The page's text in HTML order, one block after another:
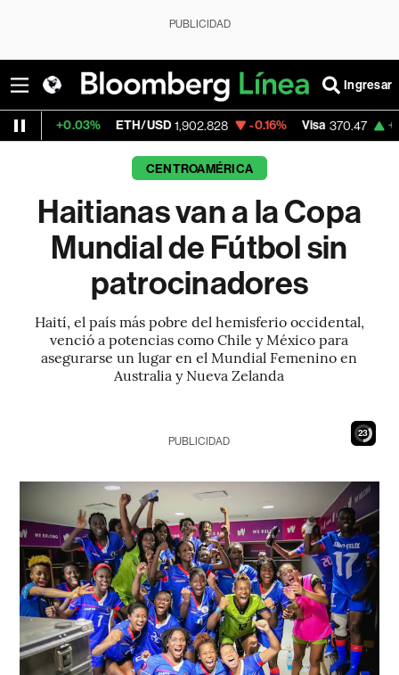
PUBLICIDAD
Ingresar
ETH/USD 1,902.828 -0.16% Visa 370.47 +0.52%
CENTROAMÉRICA
Haitianas van a la Copa
Mundial de Fútbol sin
patrocinadores
Haití, el país más pobre del hemisferio occidental,
venció a potencias como Chile y México para
asegurarse un lugar en el Mundial Femenino en
Australia y Nueva Zelanda
21
PUBLICIDAD